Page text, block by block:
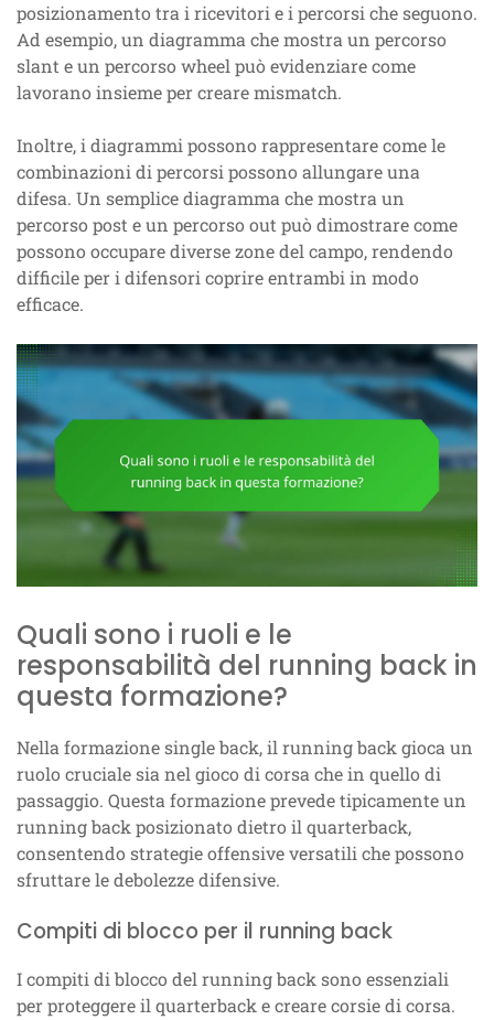
posizionamento tra i ricevitori e i percorsi che seguono.
Ad esempio, un diagramma che mostra un percorso
slant e un percorso wheel può evidenziare come
lavorano insieme per creare mismatch.
Inoltre, i diagrammi possono rappresentare come le
combinazioni di percorsi possono allungare una
difesa. Un semplice diagramma che mostra un
percorso post e un percorso out può dimostrare come
possono occupare diverse zone del campo, rendendo
difficile per i difensori coprire entrambi in modo
efficace.
Quali sono i ruoli e le
responsabilità del running back in
questa formazione?
Nella formazione single back, il running back gioca un
ruolo cruciale sia nel gioco di corsa che in quello di
passaggio. Questa formazione prevede tipicamente un
running back posizionato dietro il quarterback,
consentendo strategie offensive versatili che possono
sfruttare le debolezze difensive.
Compiti di blocco per il running back
I compiti di blocco del running back sono essenziali
per proteggere il quarterback e creare corsie di corsa.